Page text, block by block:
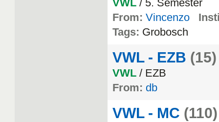
VWL / 5. Semester
From: Vincenzo
Tags: Grobosch
VWL - EZB (15)
VWL / EZB
From: db
VWL - MC (110)